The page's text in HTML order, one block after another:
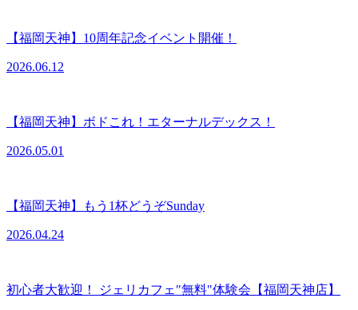
【福岡天神】10周年記念イベント開催！
2026.06.12
【福岡天神】ボドこれ！エターナルデックス！
2026.05.01
【福岡天神】もう1杯どうぞSunday
2026.04.24
初心者大歓迎！ ジェリカフェ"無料"体験会【福岡天神店】